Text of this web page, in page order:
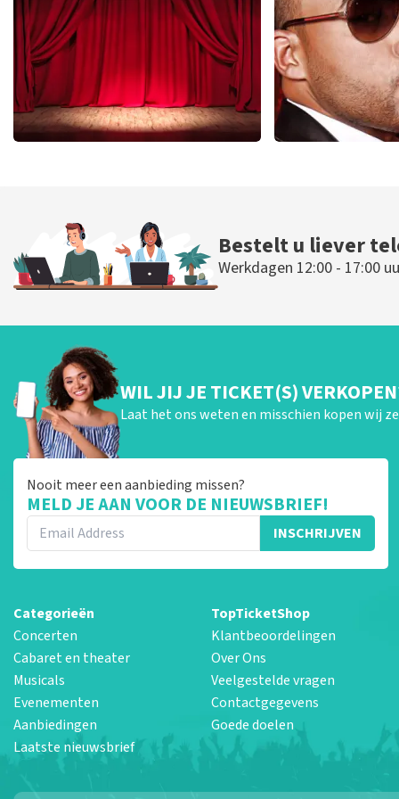
BESTEL NU BESTEL NU
BESTEL NU
Bestelt u liever
Werkdagen 12:00 - 17:00
WIL JIJ JE TICKET(S)
Laat het ons weten en misschien kopen wij
Nooit meer een aanbieding missen?
MELD JE AAN VOOR DE NIEUWSBRIEF!
INSCHRIJVEN
Categorieën
Concerten
Cabaret en theater
Musicals
Evenementen
Aanbiedingen
Laatste nieuwsbrief
TopTicketShop
Klantbeoordelingen
Over Ons
Veelgestelde vragen
Contactgegevens
Goede doelen